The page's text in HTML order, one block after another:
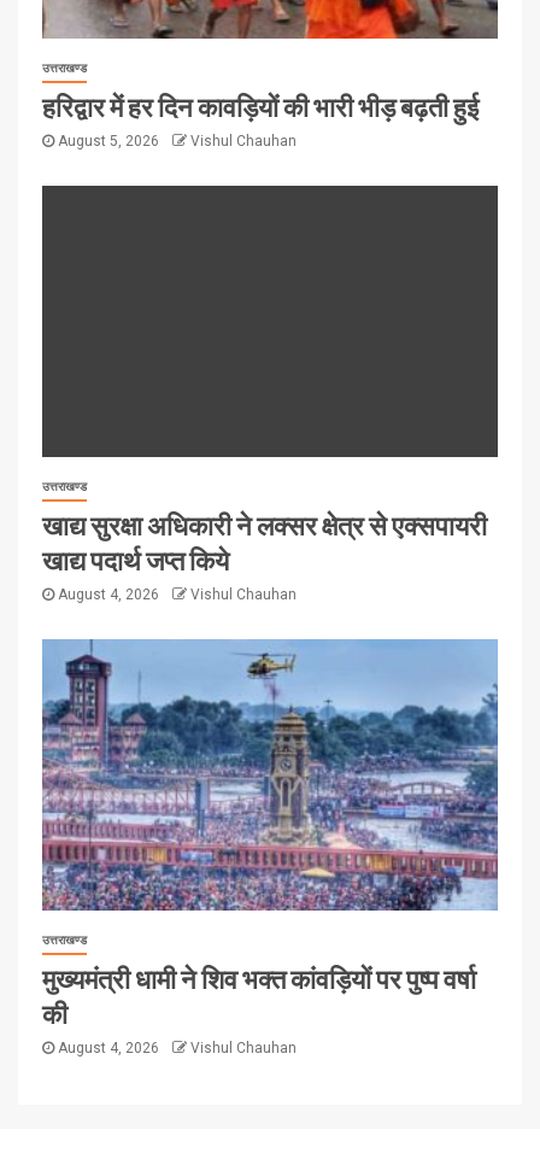
उत्तराखण्ड
हरिद्वार में हर दिन कावड़ियों की भारी भीड़ बढ़ती हुई
August 5, 2026 Vishul Chauhan
उत्तराखण्ड
खाद्य सुरक्षा अधिकारी ने लक्सर क्षेत्र से एक्सपायरी
खाद्य पदार्थ जप्त किये
August 4, 2026 Vishul Chauhan
उत्तराखण्ड
मुख्यमंत्री धामी ने शिव भक्त कांवड़ियों पर पुष्प वर्षा
की
August 4, 2026 Vishul Chauhan